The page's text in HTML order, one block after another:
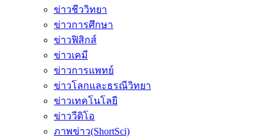
ข่าวชีววิทยา
ข่าวการศึกษา
ข่าวฟิสิกส์
ข่าวเคมี
ข่าวการแพทย์
ข่าวโลกและธรณีวิทยา
ข่าวเทคโนโลยี
ข่าววีดิโอ
ภาพข่าว(ShortSci)